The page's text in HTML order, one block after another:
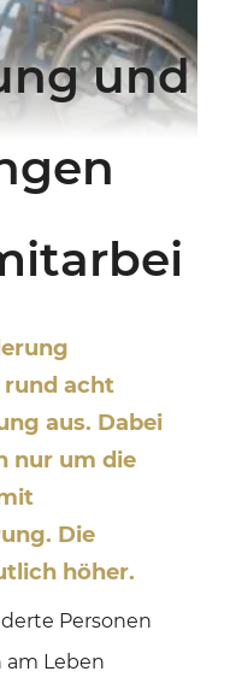
und
rund acht
aus. Dabei
nur um die
Die
höher.
Personen
am Leben